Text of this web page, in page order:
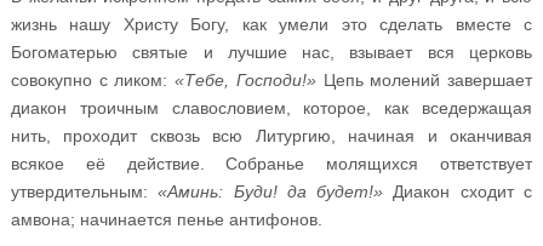
жизнь нашу Христу Богу, как умели это сделать вместе с
Богоматерью святые и лучшие нас, взывает вся церковь
совокупно с ликом:«Тебе, Господи!» Цепь молений завершает
диакон троичным славословием, которое, как вседержащая
нить, проходит сквозь всю Литургию, начиная и оканчивая
всякое её действие. Собранье молящихся ответствует
утвердительным:«Аминь: Буди! да будет!» Диакон сходит с
амвона; начинается пенье антифонов.